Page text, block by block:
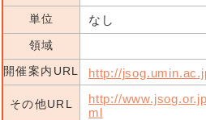
単位 なし
領域
開催案内URL
http://
その他URL
http://
ml